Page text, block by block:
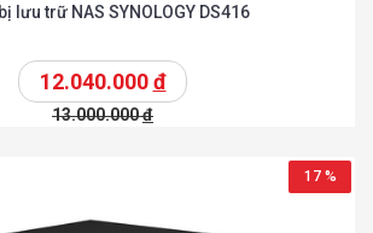
lưu trữ NAS SYNOLOGY DS416
12.040.000đ
13.000.000đ
17 %